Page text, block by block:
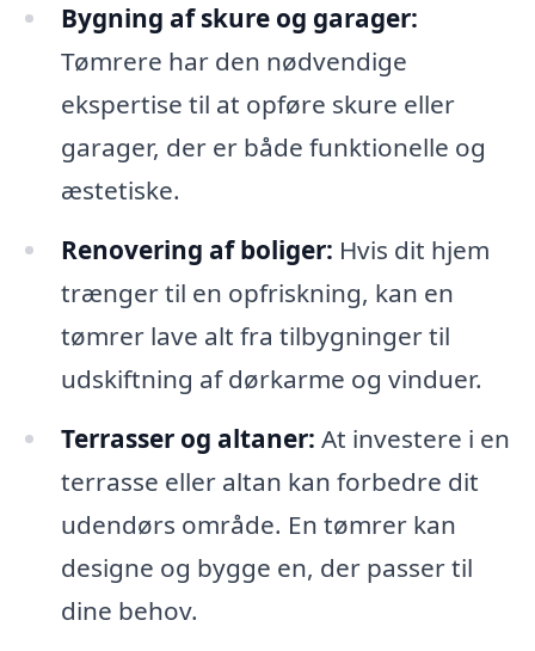
Bygning af skure og garager:
Tømrere har den nødvendige
ekspertise til at opføre skure eller
garager, der er både funktionelle og
æstetiske.
Renovering af boliger: Hvis dit hjem
trænger til en opfriskning, kan en
tømrer lave alt fra tilbygninger til
udskiftning af dørkarme og vinduer.
Terrasser og altaner: At investere i en
terrasse eller altan kan forbedre dit
udendørs område. En tømrer kan
designe og bygge en, der passer til
dine behov.